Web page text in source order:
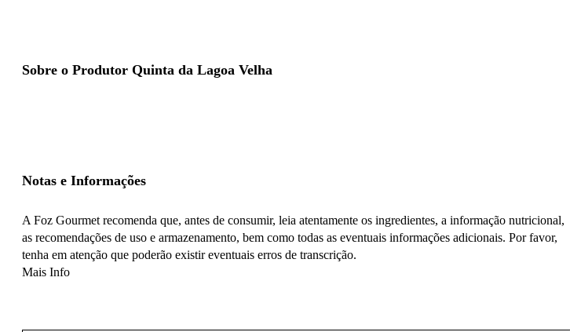
Sobre o Produtor Quinta da Lagoa Velha
Notas e Informações
A Foz Gourmet recomenda que, antes de consumir, leia atentamente os ingredientes, a informação nutricional,
as recomendações de uso e armazenamento, bem como todas as eventuais informações adicionais. Por favor,
tenha em atenção que poderão existir eventuais erros de transcrição.
Mais Info